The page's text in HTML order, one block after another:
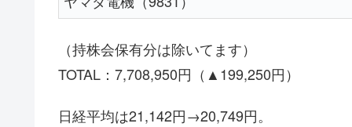
（持株会保有分は除いてます）
TOTAL：7,708,950円（▲199,250円）
日経平均は21,142円→20,749円。